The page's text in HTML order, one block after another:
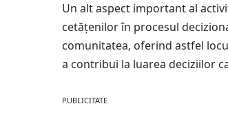
Un alt aspect important al
cetățenilor în procesul
comunitatea, oferind astfel
a contribui la luarea deciziilor
PUBLICITATE